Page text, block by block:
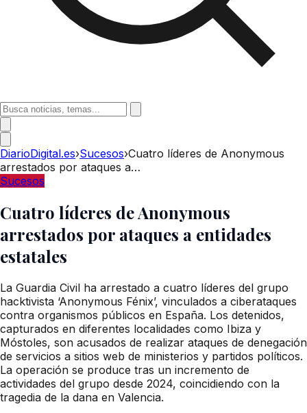
DiarioDigital.es›Sucesos›Cuatro líderes de Anonymous
arrestados por ataques a…
Sucesos
Cuatro líderes de Anonymous
arrestados por ataques a entidades
estatales
La Guardia Civil ha arrestado a cuatro líderes del grupo
hacktivista ‘Anonymous Fénix’, vinculados a ciberataques
contra organismos públicos en España. Los detenidos,
capturados en diferentes localidades como Ibiza y
Móstoles, son acusados de realizar ataques de denegación
de servicios a sitios web de ministerios y partidos políticos.
La operación se produce tras un incremento de
actividades del grupo desde 2024, coincidiendo con la
tragedia de la dana en Valencia.